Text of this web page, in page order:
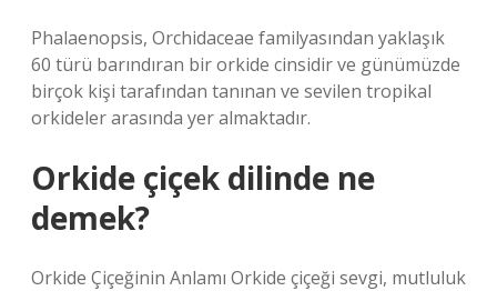
Phalaenopsis, Orchidaceae familyasından yaklaşık
60 türü barındıran bir orkide cinsidir ve günümüzde
birçok kişi tarafından tanınan ve sevilen tropikal
orkideler arasında yer almaktadır.
Orkide çiçek dilinde ne
demek?
Orkide Çiçeğinin Anlamı Orkide çiçeği sevgi, mutluluk